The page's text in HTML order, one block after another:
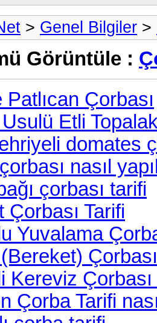
> Genel Bilgiler >
Görüntüle :
Çorbası
Etli
domates
nasıl
çorbası tarifi
Çorbası Tarifi
Yuvalama
Çorbası
Kereviz Çorbası
Çorba Tarifi